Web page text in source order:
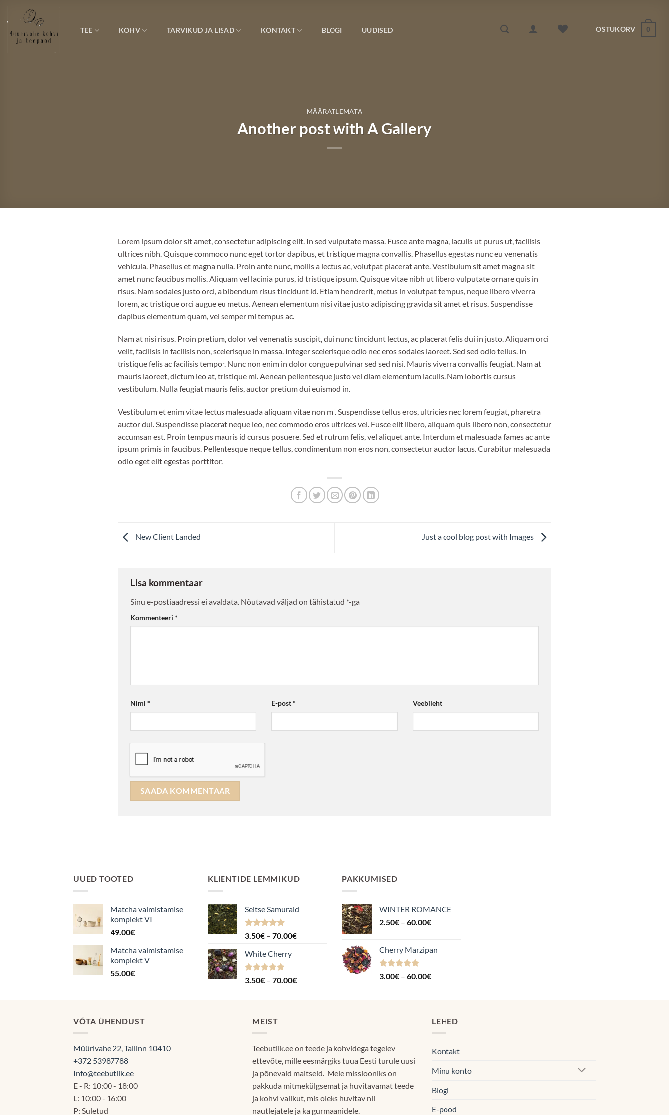
content
TEE KOHV TARVIKUD JA LISAD KONTAKT BLOGI UUDISED OSTUKORV 0
MÄÄRATLEMATA
Another post with A Gallery
Lorem ipsum dolor sit amet, consectetur adipiscing elit. In sed vulputate massa. Fusce ante magna, iaculis ut purus ut, facilisis
ultrices nibh. Quisque commodo nunc eget tortor dapibus, et tristique magna convallis. Phasellus egestas nunc eu venenatis
vehicula. Phasellus et magna nulla. Proin ante nunc, mollis a lectus ac, volutpat placerat ante. Vestibulum sit amet magna sit
amet nunc faucibus mollis. Aliquam vel lacinia purus, id tristique ipsum. Quisque vitae nibh ut libero vulputate ornare quis in
risus. Nam sodales justo orci, a bibendum risus tincidunt id. Etiam hendrerit, metus in volutpat tempus, neque libero viverra
lorem, ac tristique orci augue eu metus. Aenean elementum nisi vitae justo adipiscing gravida sit amet et risus. Suspendisse
dapibus elementum quam, vel semper mi tempus ac.
Nam at nisi risus. Proin pretium, dolor vel venenatis suscipit, dui nunc tincidunt lectus, ac placerat felis dui in justo. Aliquam orci
velit, facilisis in facilisis non, scelerisque in massa. Integer scelerisque odio nec eros sodales laoreet. Sed sed odio tellus. In
tristique felis ac facilisis tempor. Nunc non enim in dolor congue pulvinar sed sed nisi. Mauris viverra convallis feugiat. Nam at
mauris laoreet, dictum leo at, tristique mi. Aenean pellentesque justo vel diam elementum iaculis. Nam lobortis cursus
vestibulum. Nulla feugiat mauris felis, auctor pretium dui euismod in.
Vestibulum et enim vitae lectus malesuada aliquam vitae non mi. Suspendisse tellus eros, ultricies nec lorem feugiat, pharetra
auctor dui. Suspendisse placerat neque leo, nec commodo eros ultrices vel. Fusce elit libero, aliquam quis libero non, consectetur
accumsan est. Proin tempus mauris id cursus posuere. Sed et rutrum felis, vel aliquet ante. Interdum et malesuada fames ac ante
ipsum primis in faucibus. Pellentesque neque tellus, condimentum non eros non, consectetur auctor lacus. Curabitur malesuada
odio eget elit egestas porttitor.
New Client Landed Just a cool blog post with Images
Lisa kommentaar
Sinu e-postiaadressi ei avaldata. Nõutavad väljad on tähistatud *-ga
Kommenteeri *
Nimi * E-post* Veebileht
UUED TOOTED
Matcha valmistamise
komplekt VI
49.00€
Matcha valmistamise
komplekt V
55.00€
KLIENTIDE LEMMIKUD
Seitse Samuraid
Hinnanguga
3.50€ – 70.00€Hinnavahemik:
White Cherry
Hinnanguga
3.50€ – 70.00€Hinnavahemik:
kuni
PAKKUMISED
WINTER ROMANCE
2.50€ – 60.00€Hinnavahemik:
60.00€
Cherry Marzipan
Hinnanguga
3.00€ – 60.00€Hinnavahemik:
VÕTA ÜHENDUST
Müürivahe 22, Tallinn 10410
+372 53987788
Info@teebutiik.ee
E - R: 10:00 - 18:00
L: 10:00 - 16:00
P: Suletud
MEIST
Teebutiik.ee on teede ja kohvidega tegelev
ettevõte, mille eesmärgiks tuua Eesti turule uusi
ja põnevaid maitseid. Meie missiooniks on
pakkuda mitmekülgsemat ja huvitavamat teede
ja kohvi valikut, mis oleks huvitav nii
nautlejatele ja ka gurmaanidele.
LEHED
Kontakt
Minu konto
Blogi
E-pood